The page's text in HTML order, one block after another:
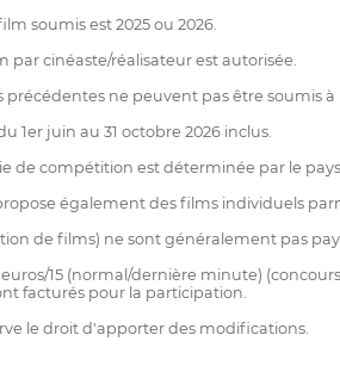
soumis est 2025 ou 2026.
par cinéaste/réalisateur est autorisée.
précédentes ne peuvent pas être soumis à
1er juin au 31 octobre 2026 inclus.
de compétition est déterminée par le
également des films individuels
de films) ne sont généralement pas
euros/15 (normal/dernière minute)
facturés pour la participation.
le droit d'apporter des modifications.